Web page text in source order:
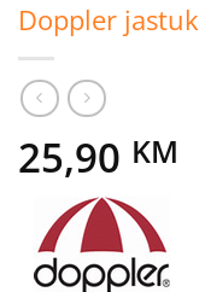
Doppler
25,90 KM